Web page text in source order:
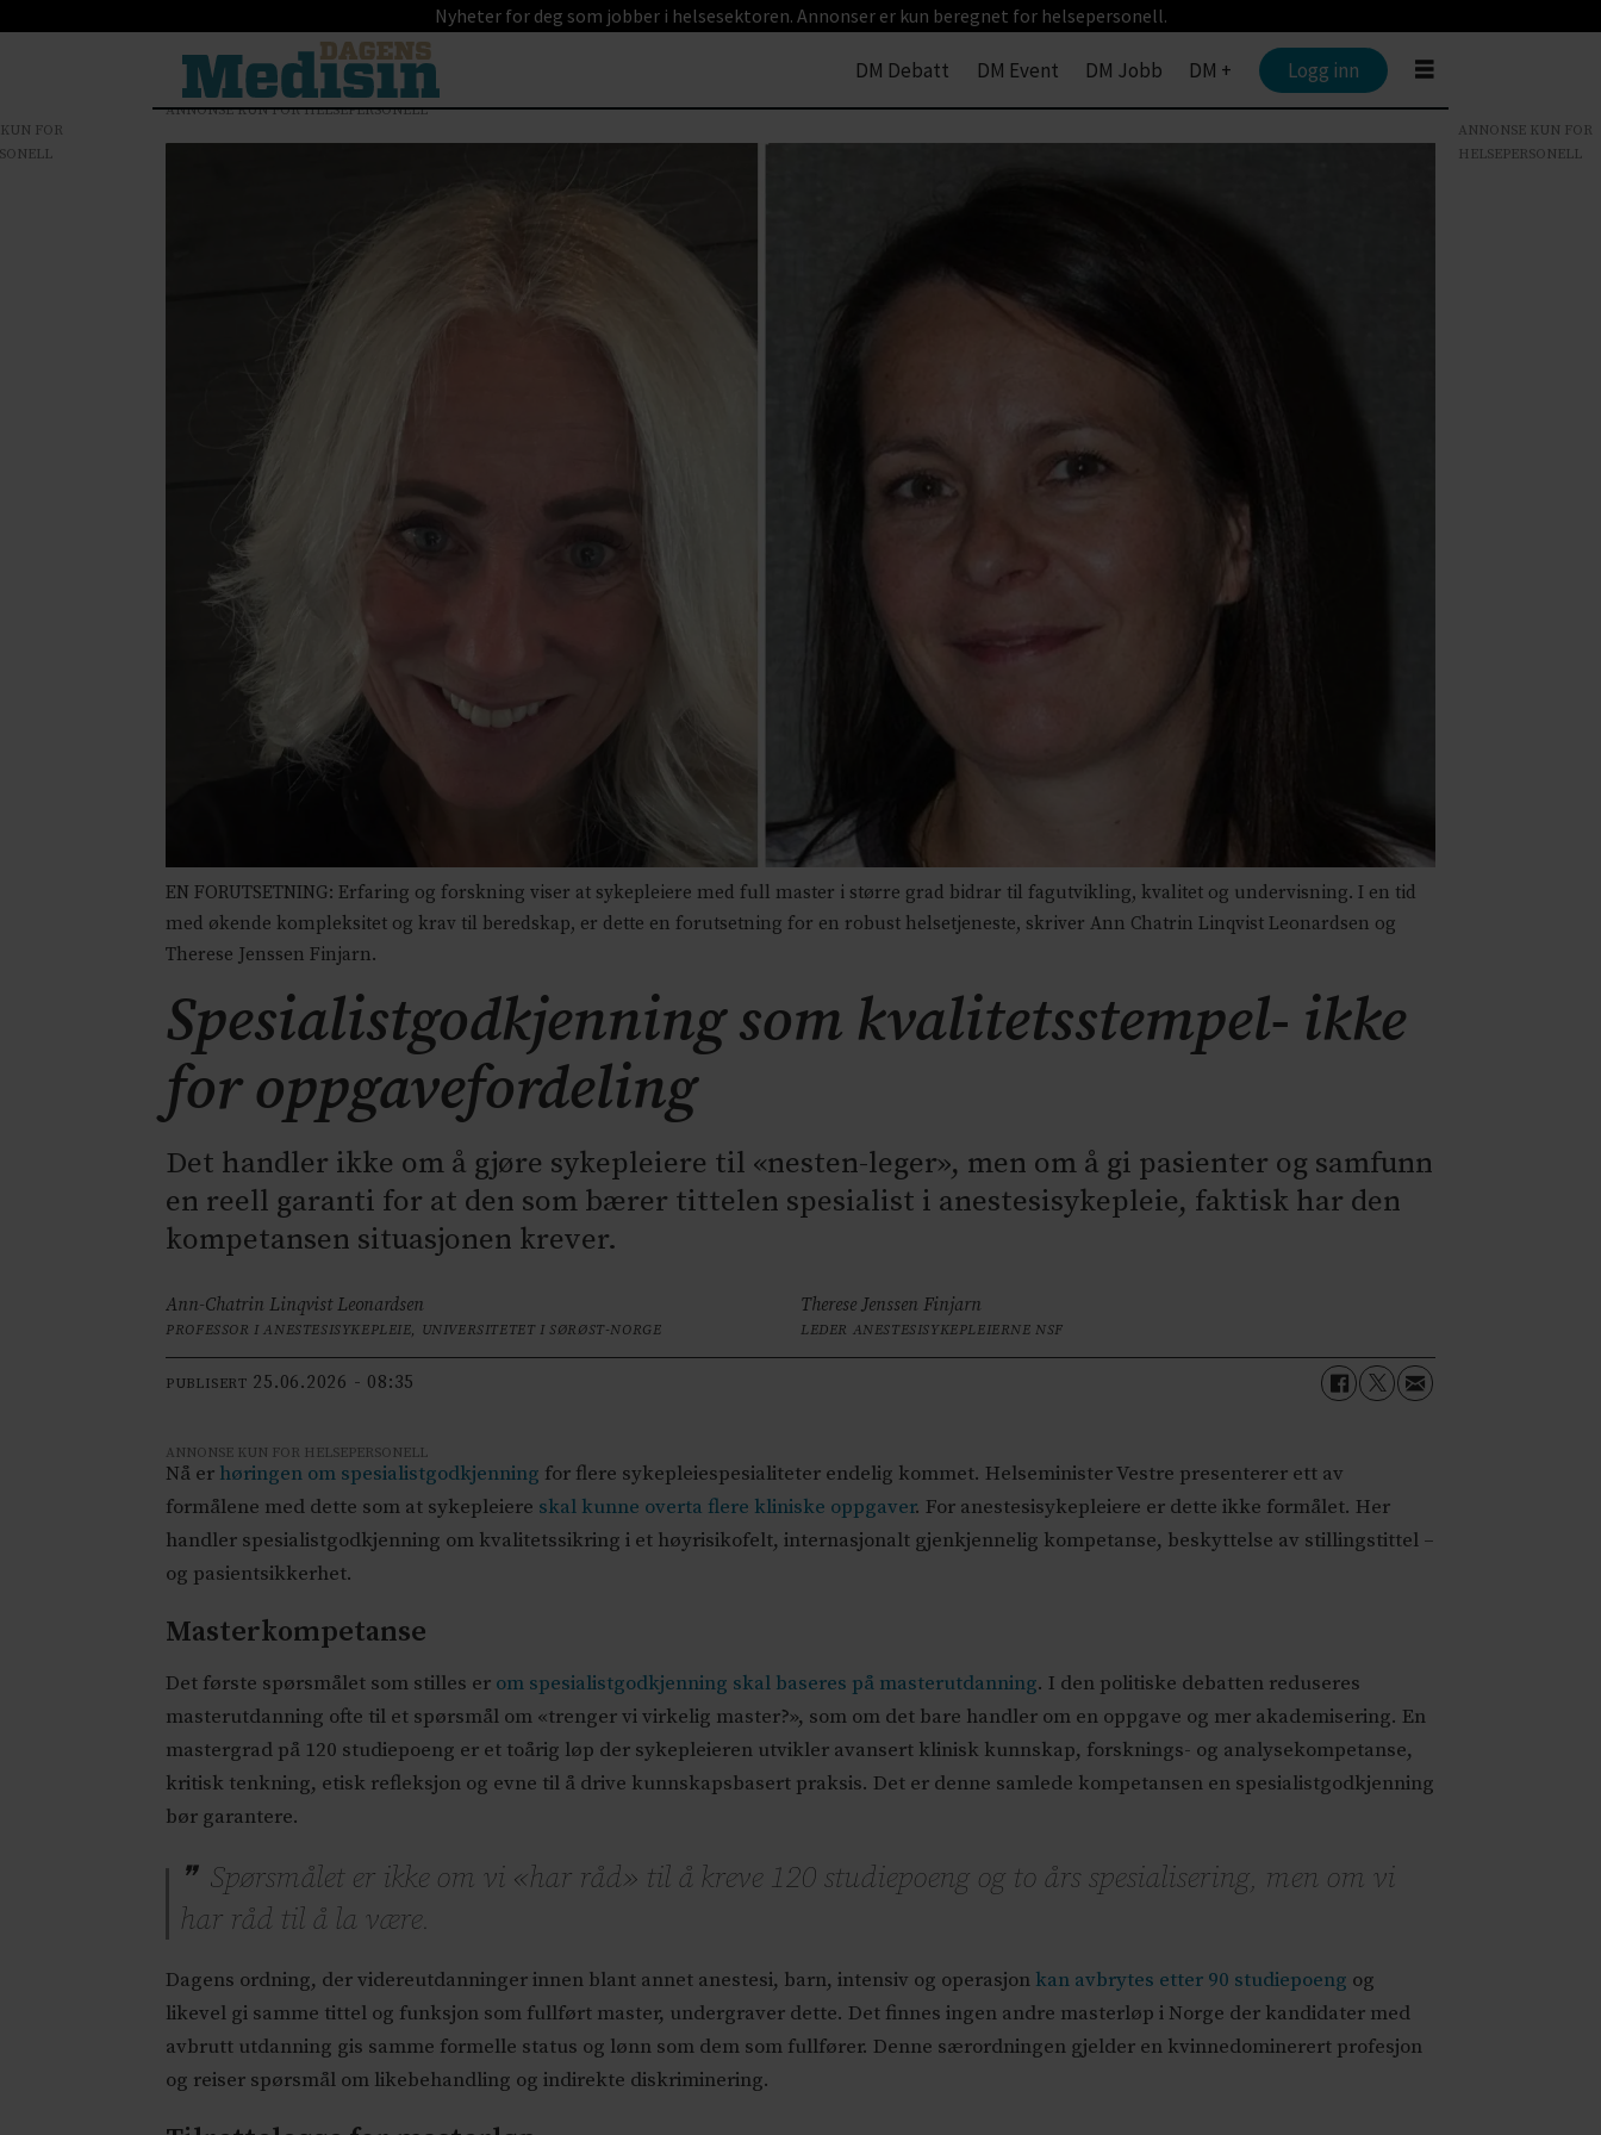
Nyheter for deg som jobber i helsesektoren. Annonser er kun beregnet for helsepersonell.
DM Debatt DM Event DM Jobb DM + Logg inn
ANNONSE KUN FOR HELSEPERSONELL
EN FORUTSETNING: Erfaring og forskning viser at sykepleiere med full master i større grad bidrar til fagutvikling, kvalitet og undervisning. I en tid
med økende kompleksitet og krav til beredskap, er dette en forutsetning for en robust helsetjeneste, skriver Ann Chatrin Linqvist Leonardsen og
Therese Jenssen Finjarn.
Spesialistgodkjenning som kvalitetsstempel- ikke
for oppgavefordeling
Det handler ikke om å gjøre sykepleiere til «nesten-leger», men om å gi pasienter og samfunn
en reell garanti for at den som bærer tittelen spesialist i anestesisykepleie, faktisk har den
kompetansen situasjonen krever.
Ann-Chatrin Linqvist Leonardsen
PROFESSOR I ANESTESISYKEPLEIE, UNIVERSITETET I SØRØST-NORGE
Therese Jenssen Finjarn
LEDER ANESTESISYKEPLEIERNE NSF
PUBLISERT 25.06.2026 - 08:35
ANNONSE KUN FOR HELSEPERSONELL
Nå er høringen om spesialistgodkjenning for flere sykepleiespesialiteter endelig kommet. Helseminister Vestre presenterer ett av
formålene med dette som at sykepleiere skal kunne overta flere kliniske oppgaver. For anestesisykepleiere er dette ikke formålet. Her
handler spesialistgodkjenning om kvalitetssikring i et høyrisikofelt, internasjonalt gjenkjennelig kompetanse, beskyttelse av stillingstittel –
og pasientsikkerhet.
Masterkompetanse
Det første spørsmålet som stilles er om spesialistgodkjenning skal baseres på masterutdanning. I den politiske debatten reduseres
masterutdanning ofte til et spørsmål om «trenger vi virkelig master?», som om det bare handler om en oppgave og mer akademisering. En
mastergrad på 120 studiepoeng er et toårig løp der sykepleieren utvikler avansert klinisk kunnskap, forsknings- og analysekompetanse,
kritisk tenkning, etisk refleksjon og evne til å drive kunnskapsbasert praksis. Det er denne samlede kompetansen en spesialistgodkjenning
bør garantere.
Spørsmålet er ikke om vi «har råd» til å kreve 120 studiepoeng og to års spesialisering, men om vi
har råd til å la være.
Dagens ordning, der videreutdanninger innen blant annet anestesi, barn, intensiv og operasjon kan avbrytes etter 90 studiepoeng og
likevel gi samme tittel og funksjon som fullført master, undergraver dette. Det finnes ingen andre masterløp i Norge der kandidater med
avbrutt utdanning gis samme formelle status og lønn som dem som fullfører. Denne særordningen gjelder en kvinnedominerert profesjon
og reiser spørsmål om likebehandling og indirekte diskriminering.
FOR
ANNONSE KUN FOR
HELSEPERSONELL